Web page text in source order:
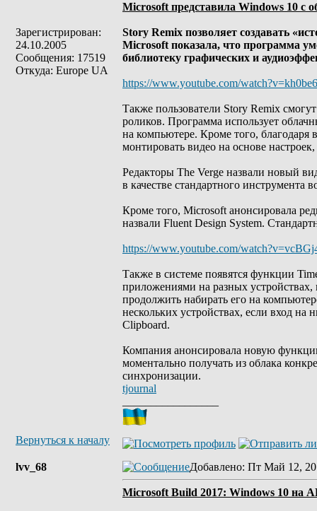
Зарегистрирован:
24.10.2005
Сообщения: 17519
Откуда: Europe UA
Microsoft представила Windows 10 с
Story Remix позволяет создавать
Microsoft показала, что программа
библиотеку графических и
https://www.youtube.com/
Также пользователи Story Remix
роликов. Программа использует
на компьютере. Кроме того,
монтировать видео на основе
Редакторы The Verge назвали новый
в качестве стандартного инструмента
Кроме того, Microsoft анонсировала
назвали Fluent Design System.
https://www.youtube.com/
Также в системе появятся функции
приложениями на разных
продолжить набирать его на
нескольких устройствах, если вход
Clipboard.
Компания анонсировала новую
моментально получать из облака
синхронизации.
tjournal
Вернуться к началу
lvv_68 Добавлено: Пт Май 12,
Microsoft Build 2017: Windows 10 на